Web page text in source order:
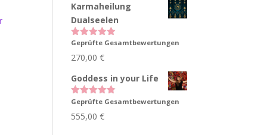
Karmaheilung
Dualseelen
Bewertet
von 5
Geprüfte Gesamtbewertungen
270,00€
Goddess in your Life
Bewertet
von 5
Geprüfte Gesamtbewertungen
555,00€